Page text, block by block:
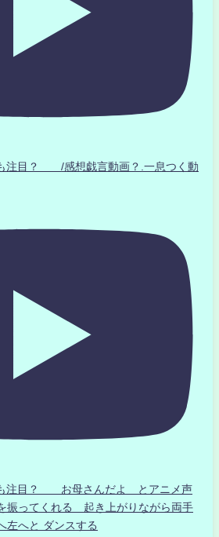
注目？ /感想戯言動画？.一息つく動
も注目？ お母さんだよ とアニメ声
振ってくれる 起き上がりながら両手
へと ダンスする